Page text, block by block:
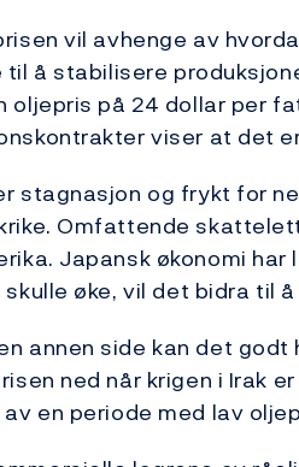
vil avhenge av
til å stabilisere
oljepris på 24 dollar per
viser at det
stagnasjon og frykt for
Omfattende
Japansk økonomi
skulle øke, vil det bidra til
annen side kan det
ned når krigen i Irak
en periode med lav